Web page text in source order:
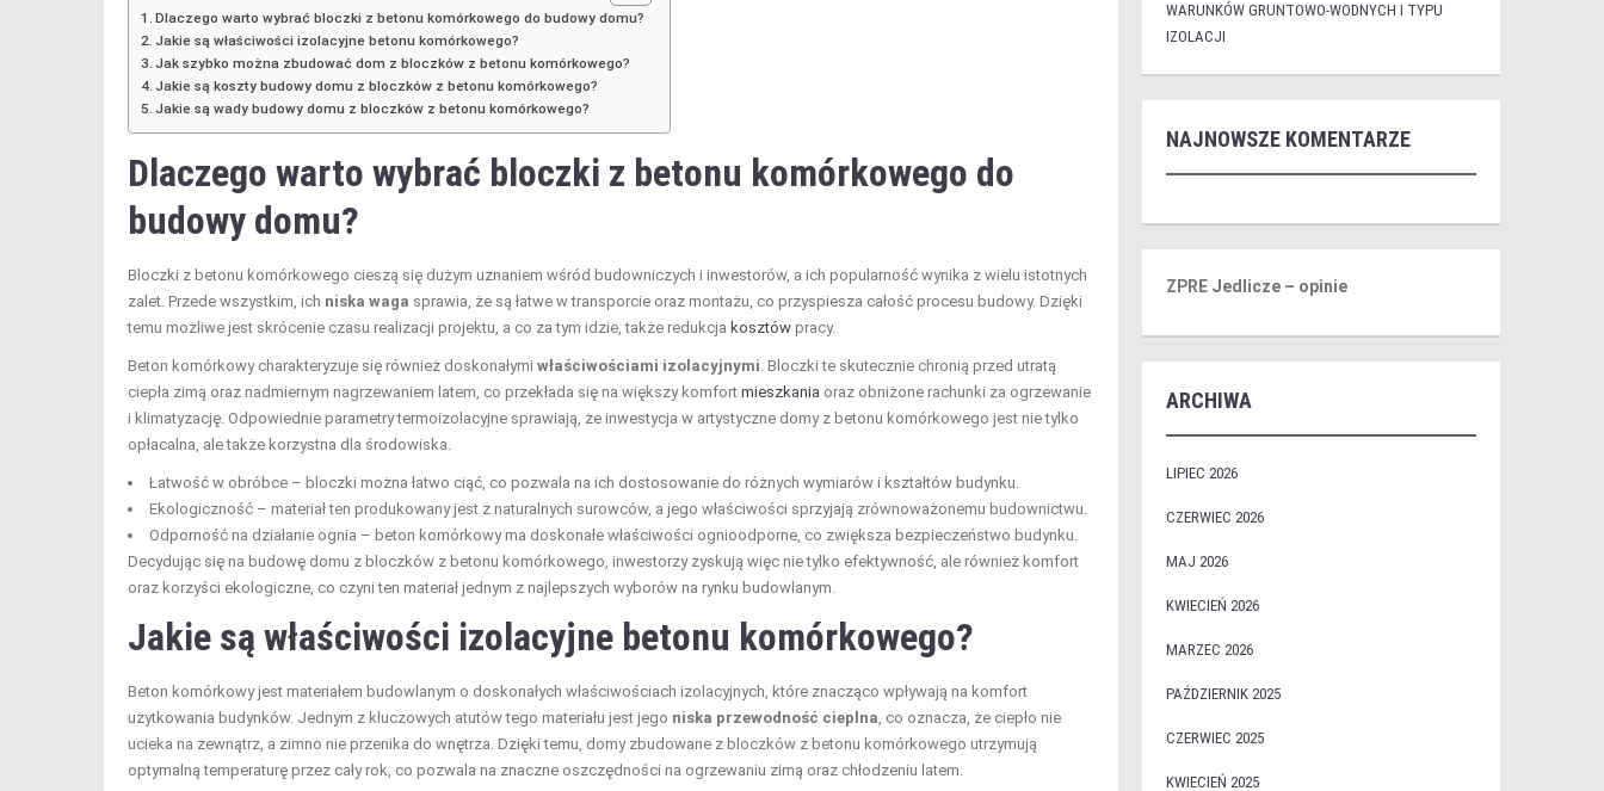
Dlaczego warto wybrać bloczki z betonu komórkowego do budowy domu?
Jakie są właściwości izolacyjne betonu komórkowego?
Jak szybko można zbudować dom z bloczków z betonu komórkowego?
Jakie są koszty budowy domu z bloczków z betonu komórkowego?
Jakie są wady budowy domu z bloczków z betonu komórkowego?
Dlaczego warto wybrać bloczki z betonu komórkowego do
budowy domu?
Bloczki z betonu komórkowego cieszą się dużym uznaniem wśród budowniczych i inwestorów, a ich popularność wynika z wielu istotnych
zalet. Przede wszystkim, ich niska waga sprawia, że są łatwe w transporcie oraz montażu, co przyspiesza całość procesu budowy. Dzięki
temu możliwe jest skrócenie czasu realizacji projektu, a co za tym idzie, także redukcja kosztów pracy.
Beton komórkowy charakteryzuje się również doskonałymi właściwościami izolacyjnymi . Bloczki te skutecznie chronią przed utratą
ciepła zimą oraz nadmiernym nagrzewaniem latem, co przekłada się na większy komfort mieszkania oraz obniżone rachunki za ogrzewanie
i klimatyzację. Odpowiednie parametry termoizolacyjne sprawiają, że inwestycja w artystyczne domy z betonu komórkowego jest nie tylko
opłacalna, ale także korzystna dla środowiska.
Łatwość w obróbce – bloczki można łatwo ciąć, co pozwala na ich dostosowanie do różnych wymiarów i kształtów budynku.
Ekologiczność – materiał ten produkowany jest z naturalnych surowców, a jego właściwości sprzyjają zrównoważonemu budownictwu.
Odporność na działanie ognia – beton komórkowy ma doskonałe właściwości ognioodporne, co zwiększa bezpieczeństwo budynku.
Decydując się na budowę domu z bloczków z betonu komórkowego, inwestorzy zyskują więc nie tylko efektywność, ale również komfort
oraz korzyści ekologiczne, co czyni ten materiał jednym z najlepszych wyborów na rynku budowlanym.
Jakie są właściwości izolacyjne betonu komórkowego?
Beton komórkowy jest materiałem budowlanym o doskonałych właściwościach izolacyjnych, które znacząco wpływają na komfort
użytkowania budynków. Jednym z kluczowych atutów tego materiału jest jego niska przewodność cieplna , co oznacza, że ciepło nie
ucieka na zewnątrz, a zimno nie przenika do wnętrza. Dzięki temu, domy zbudowane z bloczków z betonu komórkowego utrzymują
optymalną temperaturę przez cały rok, co pozwala na znaczne oszczędności na ogrzewaniu zimą oraz chłodzeniu latem.
WARUNKÓW GRUNTOWO-WODNYCH I TYPU
IZOLACJI
NAJNOWSZE KOMENTARZE
ZPRE Jedlicze – opinie
ARCHIWA
LIPIEC 2026
CZERWIEC 2026
MAJ 2026
KWIECIEŃ 2026
MARZEC 2026
PAŹDZIERNIK 2025
CZERWIEC 2025
KWIECIEŃ 2025